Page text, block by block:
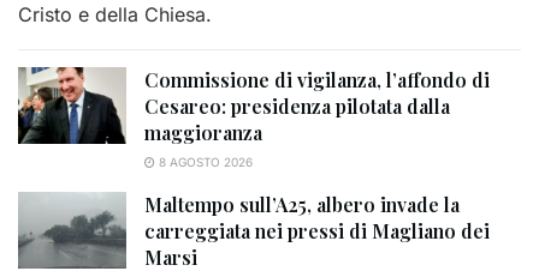
Cristo e della Chiesa.
Commissione di vigilanza, l’affondo di
Cesareo: presidenza pilotata dalla
maggioranza
8 AGOSTO 2026
Maltempo sull’A25, albero invade la
carreggiata nei pressi di Magliano dei
Marsi